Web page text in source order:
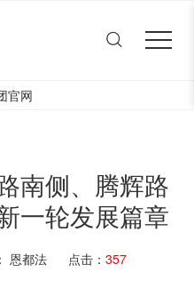
官网
南侧、腾辉路
一轮发展篇章
恩都法 点击： 357